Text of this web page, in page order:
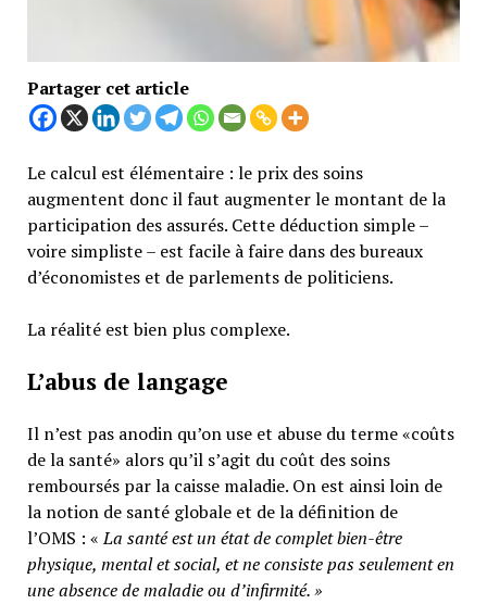
Partager cet article
Le calcul est élémentaire : le prix des soins
augmentent donc il faut augmenter le montant de la
participation des assurés. Cette déduction simple –
voire simpliste – est facile à faire dans des bureaux
d’économistes et de parlements de politiciens.
La réalité est bien plus complexe.
L’abus de langage
Il n’est pas anodin qu’on use et abuse du terme «coûts
de la santé» alors qu’il s’agit du coût des soins
remboursés par la caisse maladie. On est ainsi loin de
la notion de santé globale et de la définition de
l’OMS : «La santé est un état de complet bien-être
physique, mental et social, et ne consiste pas seulement en
une absence de maladie ou d’infirmité.»